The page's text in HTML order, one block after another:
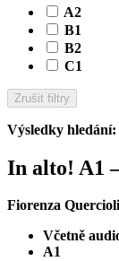
A2
B1
B2
C1
Zrušit filtry
Výsledky hledání:
In alto! A1
Fiorenza
Včetně
A1